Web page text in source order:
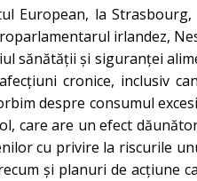
European, la
irlandez,
sănătății și siguranței
cronice, inclusiv
despre consumul
care are un efect
cu privire la riscurile
și planuri de acțiune